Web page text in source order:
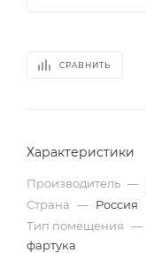
СРАВНИТЬ
Характеристики
Производитель —
Страна — Россия
Тип помещения —
фартука